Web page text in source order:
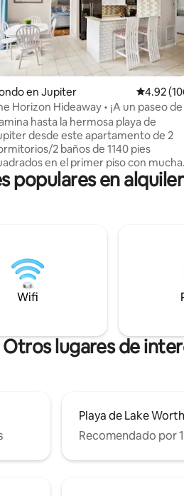
4.98 de 5, 113 reseñas
en Jupiter
4.92
Horizon Hideaway • ¡A un paseo de
hasta la hermosa playa de
desde este apartamento de 2
2 baños de 1140 pies
en el primer piso con
en todas partes. Salón,
y cocina de planta abierta con
para caminar y teatro. A pocos
de tiendas, restaurantes,
y el teatro Maltz. Las
incluyen piscina, canchas
populares en
Wifi
Otros lugares de
Playa de Lake Worth
Recomendado por